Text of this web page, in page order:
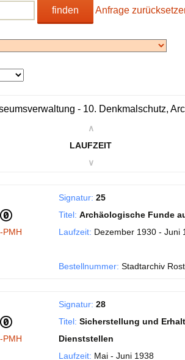
finden Anfrage
- 10. Denkmalschutz,
∧
LAUFZEIT
∨
PMH
Signatur: 25
Titel: Archäologische Funde
Laufzeit: Dezember 1930 - Juni
Bestellnummer: Stadtarchiv
PMH
Signatur: 28
Titel: Sicherstellung und
Dienststellen
Laufzeit: Mai - Juni 1938